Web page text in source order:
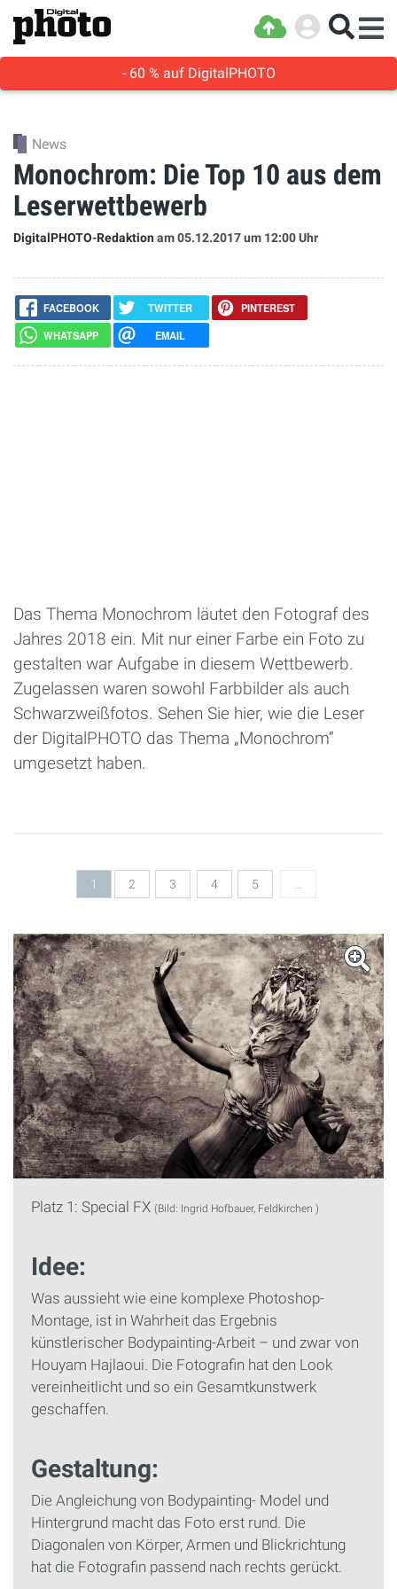
- 60 % auf DigitalPHOTO
News
Monochrom: Die Top 10 aus dem
Leserwettbewerb
DigitalPHOTO-Redaktionam 05.12.2017um 12:00 Uhr
FACEBOOK TWITTER
PINTEREST
WHATSAPP
EMAIL
Das Thema Monochrom läutet den Fotograf des
Jahres 2018 ein. Mit nur einer Farbe ein Foto zu
gestalten war Aufgabe in diesem Wettbewerb.
Zugelassen waren sowohl Farbbilder als auch
Schwarzweißfotos. Sehen Sie hier, wie die Leser
der DigitalPHOTO das Thema „Monochrom“
umgesetzt haben.
1 2 3 4 5
Platz 1: Special FX (Bild: Ingrid Hofbauer, Feldkirchen )
Idee:
Was aussieht wie eine komplexe Photoshop-
Montage, ist in Wahrheit das Ergebnis
künstlerischer Bodypainting-Arbeit – und zwar von
Houyam Hajlaoui. Die Fotografin hat den Look
vereinheitlicht und so ein Gesamtkunstwerk
geschaffen.
Gestaltung:
Die Angleichung von Bodypainting- Model und
Hintergrund macht das Foto erst rund. Die
Diagonalen von Körper, Armen und Blickrichtung
hat die Fotografin passend nach rechts gerückt.